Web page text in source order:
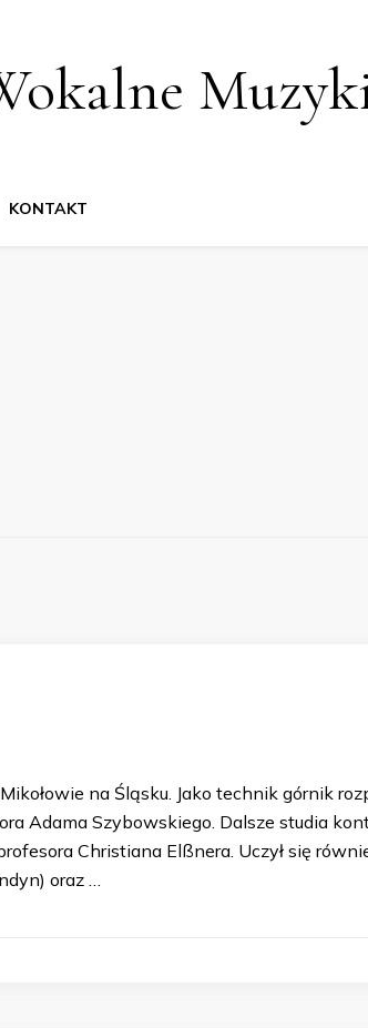
KONTAKT
na Śląsku. Jako technik górnik
Adama Szybowskiego. Dalsze studia
Christiana Elßnera. Uczył się
oraz …